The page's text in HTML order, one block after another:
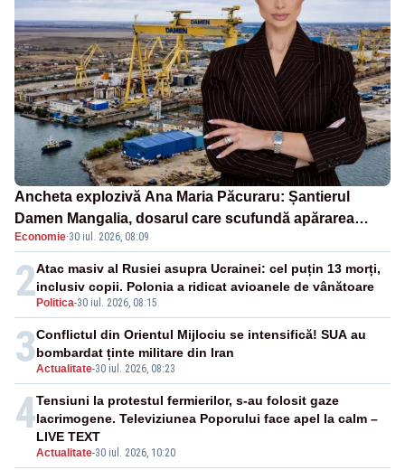
Ancheta explozivă Ana Maria Păcuraru: Șantierul
Damen Mangalia, dosarul care scufundă apărarea
României
Economie·30 iul. 2026, 08:09
2 Politica-30 iul. 2026, 08:15
Atac masiv al Rusiei asupra Ucrainei: cel puțin 13 morți,
inclusiv copii. Polonia a ridicat avioanele de vânătoare
3Actualitate-30 iul. 2026, 08:23
Conflictul din Orientul Mijlociu se intensifică! SUA au
bombardat ținte militare din Iran
4
Actualitate-30 iul. 2026, 10:20
Tensiuni la protestul fermierilor, s-au folosit gaze
lacrimogene. Televiziunea Poporului face apel la calm –
LIVE TEXT